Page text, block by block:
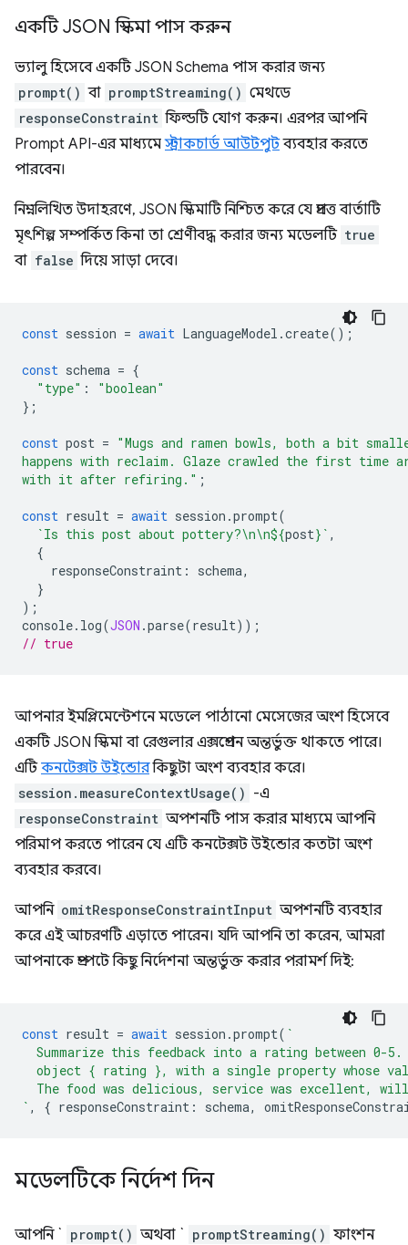
একটি JSON স্কিমা পাস করুন
ভ্যালু হিসেবে একটি JSON Schema পাস করার জন্য
prompt() বা promptStreaming() মেথডে
responseConstraint ফিল্ডটি যোগ করুন। এরপর আপনি
Prompt API-এর মাধ্যমেস্ট্রাকচার্ড আউটপুটব্যবহার করতে
পারবেন।
নিম্নলিখিত উদাহরণে, JSON স্কিমাটি নিশ্চিত করে যে প্রদত্ত বার্তাটি
মৃৎশিল্প সম্পর্কিত কিনা তা শ্রেণীবদ্ধ করার জন্য মডেলটি true
বা false দিয়ে সাড়া দেবে।
const session = await LanguageModel .create();
const schema = {
"type" :
"boolean"
};
const post = "Mugs and ramen bowls, both a bit
happens with reclaim. Glaze crawled the first time
with it after refiring." ;
const result = await session .prompt(
`Is this post about pottery?\n\n${post} ` ,
{
responseConstraint : schema,
}
);
console. log(JSON .parse(result));
// true
আপনার ইমপ্লিমেন্টেশনে মডেলে পাঠানো মেসেজের অংশ হিসেবে
একটি JSON স্কিমা বা রেগুলার এক্সপ্রেশন অন্তর্ভুক্ত থাকতে পারে।
এটিকনটেক্সট উইন্ডোরকিছুটা অংশ ব্যবহার করে।
session.measureContextUsage() -এ
responseConstraint অপশনটি পাস করার মাধ্যমে আপনি
পরিমাপ করতে পারেন যে এটি কনটেক্সট উইন্ডোর কতটা অংশ
ব্যবহার করবে।
আপনি omitResponseConstraintInput অপশনটি ব্যবহার
করে এই আচরণটি এড়াতে পারেন। যদি আপনি তা করেন, আমরা
আপনাকে প্রম্পটে কিছু নির্দেশনা অন্তর্ভুক্ত করার পরামর্শ দিই:
const result = await session .prompt( `
Summarize this feedback into a rating between 0-
object { rating }, with a single property whose
The food was delicious, service was excellent,
` , { responseConstraint : schema,
মডেলটিকে নির্দেশ দিন
আপনি ` prompt() অথবা ` promptStreaming() ফাংশন